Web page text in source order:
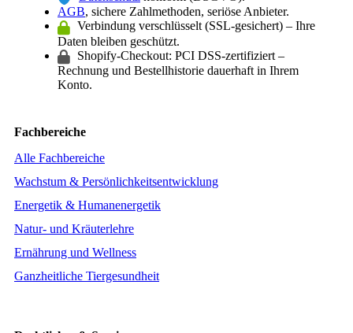
AGB, sichere Zahlmethoden, seriöse Anbieter.
Verbindung verschlüsselt (SSL-gesichert) – Ihre
Daten bleiben geschützt.
Shopify-Checkout: PCI DSS-zertifiziert –
Rechnung und Bestellhistorie dauerhaft in Ihrem
Konto.
Fachbereiche
Alle Fachbereiche
Wachstum & Persönlichkeitsentwicklung
Energetik & Humanenergetik
Natur- und Kräuterlehre
Ernährung und Wellness
Ganzheitliche Tiergesundheit